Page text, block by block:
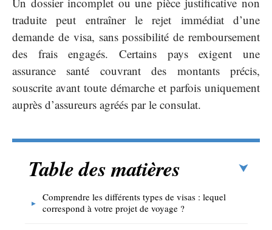
traduite peut entraîner le rejet immédiat d’une
demande de visa, sans possibilité de remboursement
des frais engagés. Certains pays exigent une
assurance santé couvrant des montants précis,
souscrite avant toute démarche et parfois uniquement
auprès d’assureurs agréés par le consulat.
Table des matières
Comprendre les différents types de visas : lequel
correspond à votre projet de voyage ?